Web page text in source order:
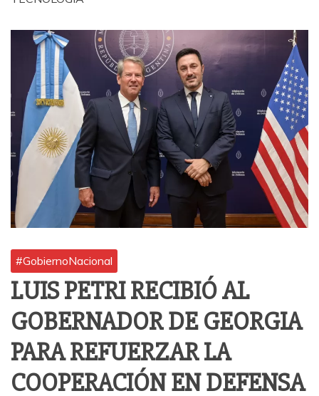
#GobiernoNacional
LUIS PETRI RECIBIÓ AL
GOBERNADOR DE GEORGIA
PARA REFUERZAR LA
COOPERACIÓN EN DEFENSA